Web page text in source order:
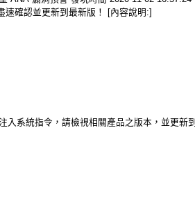
確認並更新到最新版！ [內容說明:]
系統指令，請檢視相關產品之版本，並更新到